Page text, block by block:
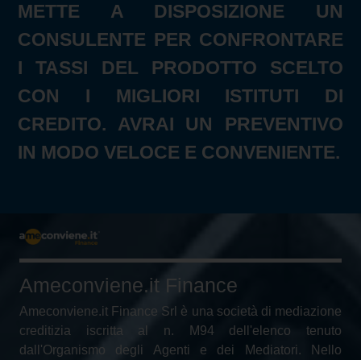
METTE A DISPOSIZIONE UN
CONSULENTE PER CONFRONTARE
I TASSI DEL PRODOTTO SCELTO
CON I MIGLIORI ISTITUTI DI
CREDITO. AVRAI UN PREVENTIVO
IN MODO VELOCE E CONVENIENTE.
Ameconviene.it Finance
Ameconviene.it Finance Srl è una società di mediazione
creditizia iscritta al n. M94 dell'elenco tenuto
dall'Organismo degli Agenti e dei Mediatori. Nello